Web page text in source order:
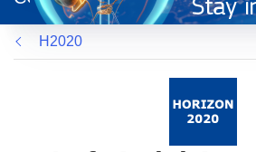
neuem
Fenster)
H2020